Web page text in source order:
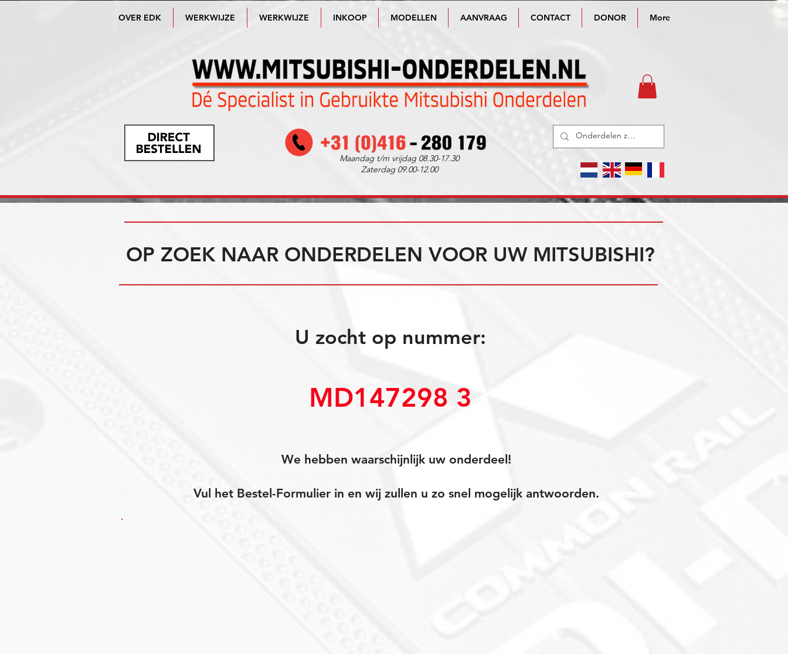
OVER EDK WERKWIJZE WERKWIJZE INKOOP MODELLEN AANVRAAG CONTACT DONOR More
Maandag t/m vrijdag 08.30-17.30
Zaterdag 09.00-12.00
OP ZOEK NAAR ONDERDELEN VOOR UW MITSUBISHI?
U zocht op nummer:
MD147298 3
We hebben waarschijnlijk uw onderdeel!
Vul het Bestel-Formulier in en wij zullen u zo snel mogelijk antwoorden.